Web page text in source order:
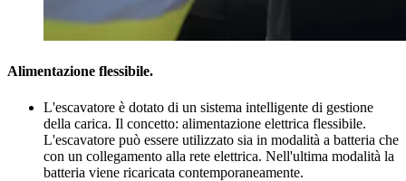
Alimentazione flessibile.
L'escavatore è dotato di un sistema intelligente di gestione
della carica. Il concetto: alimentazione elettrica flessibile.
L'escavatore può essere utilizzato sia in modalità a batteria che
con un collegamento alla rete elettrica. Nell'ultima modalità la
batteria viene ricaricata contemporaneamente.